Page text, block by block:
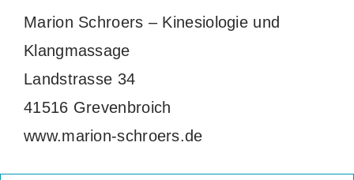
Marion Schroers – Kinesiologie und
Klangmassage
Landstrasse 34
41516 Grevenbroich
www.marion-schroers.de